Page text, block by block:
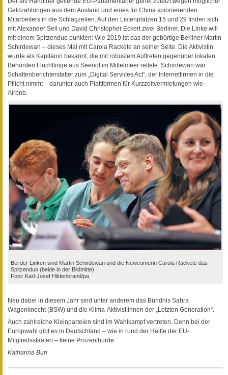
Geldzahlungen aus dem Ausland und eines für China spionierenden
Mitarbeiters in die Schlagzeilen. Auf den Listenplätzen 15 und 29 finden sich
mit Alexander Sell und David Christopher Eckert zwei Berliner. Die Linke will
mit einem Spitzenduo punkten: Wie 2019 ist das der gebürtige Berliner Martin
Schirdewan – dieses Mal mit Carola Rackete an seiner Seite. Die Aktivistin
wurde als Kapitänin bekannt, die mit robustem Auftreten gegenüber lokalen
Behörden Flüchtlinge aus Seenot im Mittelmeer rettete. Schirdewan war
Schattenberichterstatter zum „Digital Services Act“, der Internetfirmen in die
Pflicht nimmt – darunter auch Plattformen für Kurzzeitvermietungen wie
Airbnb.
Bei der Linken sind Martin Schirdewan und die Newcomerin Carola Rackete das
Spitzenduo (beide in der Bildmitte)
Foto: Karl-Josef Hildenbrand/pa
Neu dabei in diesem Jahr sind unter anderem das Bündnis Sahra
Wagenknecht (BSW) und die Klima-Aktivist:innen der „Letzten Generation“.
Auch zahlreiche Kleinparteien sind im Wahlkampf vertreten. Denn bei der
Europwahl gibt es in Deutschland – wie in rund der Hälfte der EU-
Mitgliedsstaaten – keine Prozenthürde.
Katharina Buri